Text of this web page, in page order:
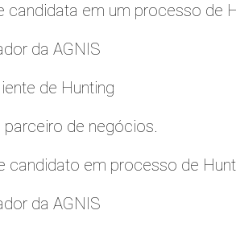
candidata em um processo de
da AGNIS
de Hunting
de negócios.
candidato em processo de
da AGNIS